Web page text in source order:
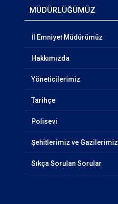
MÜDÜRLÜĞÜMÜZ
İl Emniyet Müdürümüz
Hakkımızda
Yöneticilerimiz
Tarihçe
Polisevi
Şehitlerimiz ve Gazilerimiz
Sıkça Sorulan Sorular